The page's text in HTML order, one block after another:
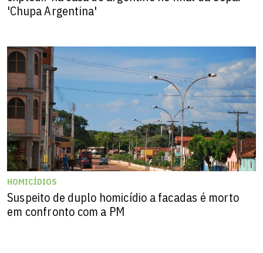
'Chupa Argentina'
HOMICÍDIOS
Suspeito de duplo homicídio a facadas é morto
em confronto com a PM